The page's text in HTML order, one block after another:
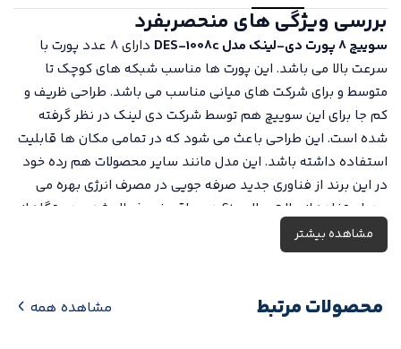
بررسی ویژگی های منحصربفرد
سوییچ 8 پورت دی-لینک مدل DES-1008c
دارای 8 عدد پورت با
سرعت بالا می باشد. این پورت ها مناسب شبکه های کوچک تا
متوسط و برای شرکت های میانی مناسب می باشد. طراحی ظریف و
کم جا برای این سوییچ هم توسط شرکت دی لینک در نظر گرفته
شده است. این طراحی باعث می شود که در تمامی مکان ها قابلیت
استفاده داشته باشد. این مدل مانند سایر محصولات هم رده خود
در این برند از فناوری جدید صرفه جویی در مصرف انرژی بهره می
برد. استفاده از حالت Standby در مواقع غیر فعال شدن دستگاه از
جمله این موارد است.
بررسی تخصصی و فنی
باشد. این پورت ها قادر هستند تا انتقال دیتای با سرعت
10/100Mbps را ساپورت نمایند. این دستگاه از فناوری و استاندارد
مشاهده بیشتر
محصولات مرتبط مشاهده همه